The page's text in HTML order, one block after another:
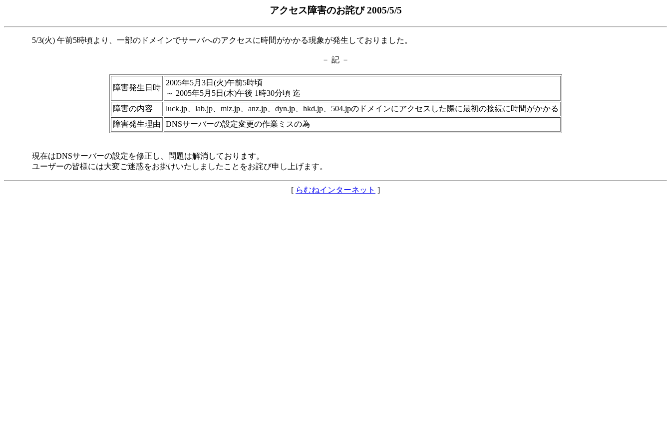
アクセス障害のお詫び 2005/5/5
5/3(火) 午前5時頃より、一部のドメインでサーバへのアクセスに時間がかかる現象が発生しておりました。
－ 記 －
障害発生日時
2005年5月3日(火)午前5時頃
～ 2005年5月5日(木)午後 1時30分頃 迄
障害の内容
luck.jp、lab.jp、miz.jp、anz.jp、dyn.jp、hkd.jp、504.jpのドメインにアクセスした際に最初の接続に時間がかかる
障害発生理由
DNSサーバーの設定変更の作業ミスの為
現在はDNSサーバーの設定を修正し、問題は解消しております。
ユーザーの皆様には大変ご迷惑をお掛けいたしましたことをお詫び申し上げます。
[ らむねインターネット ]